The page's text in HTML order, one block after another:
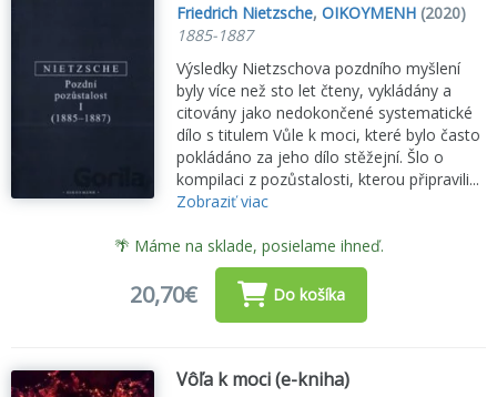
Friedrich Nietzsche,OIKOYMENH (2020)
1885-1887
Výsledky Nietzschova pozdního myšlení
byly více než sto let čteny, vykládány a
citovány jako nedokončené systematické
dílo s titulem Vůle k moci, které bylo často
pokládáno za jeho dílo stěžejní. Šlo o
kompilaci z pozůstalosti, kterou připravili...
Zobraziť viac
🌴 Máme na sklade, posielame ihneď.
20,70€ Do košíka
Vôľa k moci (e-kniha)